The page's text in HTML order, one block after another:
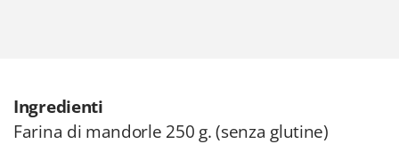
Ingredienti
Farina di mandorle 250 g. (senza glutine)